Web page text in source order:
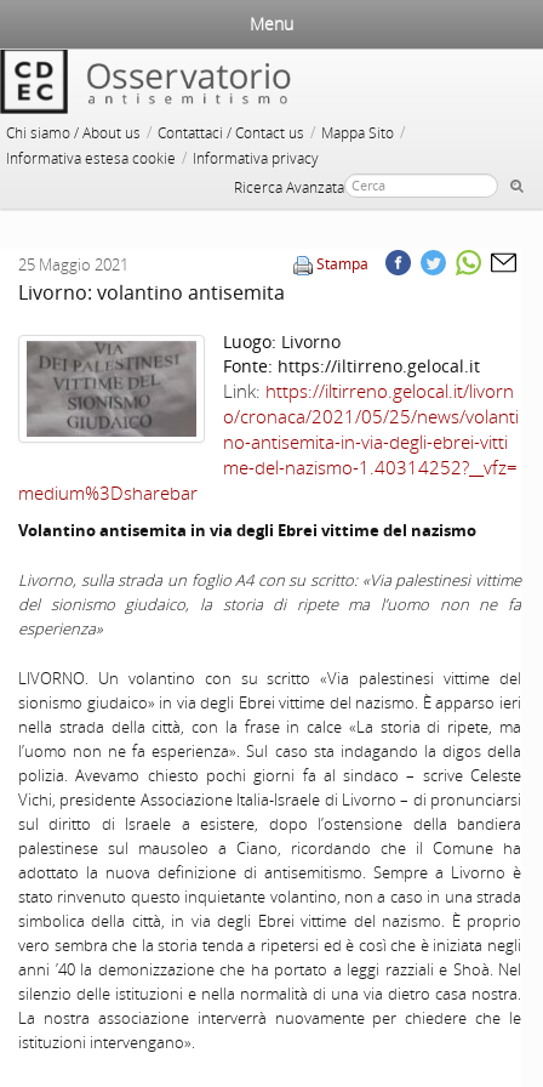
Chi siamo / About us / Contattaci / Contact us / Mappa Sito /
Informativa estesa cookie / Informativa privacy
Ricerca Avanzata
Menu
Stampa
25 Maggio 2021
Livorno: volantino antisemita
Luogo: Livorno
Fonte: https://iltirreno.gelocal.it
Link: https://iltirreno.gelocal.it/livorn
o/cronaca/2021/05/25/news/volanti
no-antisemita-in-via-degli-ebrei-vitti
me-del-nazismo-1.40314252?__vfz=
medium%3Dsharebar
Volantino antisemita in via degli Ebrei vittime del nazismo
Livorno, sulla strada un foglio A4 con su scritto: «Via palestinesi vittime
del sionismo giudaico, la storia di ripete ma l’uomo non ne fa
esperienza»
LIVORNO. Un volantino con su scritto «Via palestinesi vittime del
sionismo giudaico» in via degli Ebrei vittime del nazismo. È apparso ieri
nella strada della città, con la frase in calce «La storia di ripete, ma
l’uomo non ne fa esperienza». Sul caso sta indagando la digos della
polizia. Avevamo chiesto pochi giorni fa al sindaco – scrive Celeste
Vichi, presidente Associazione Italia-Israele di Livorno – di pronunciarsi
sul diritto di Israele a esistere, dopo l’ostensione della bandiera
palestinese sul mausoleo a Ciano, ricordando che il Comune ha
adottato la nuova definizione di antisemitismo. Sempre a Livorno è
stato rinvenuto questo inquietante volantino, non a caso in una strada
simbolica della città, in via degli Ebrei vittime del nazismo. È proprio
vero sembra che la storia tenda a ripetersi ed è così che è iniziata negli
anni ’40 la demonizzazione che ha portato a leggi razziali e Shoà. Nel
silenzio delle istituzioni e nella normalità di una via dietro casa nostra.
La nostra associazione interverrà nuovamente per chiedere che le
istituzioni intervengano».